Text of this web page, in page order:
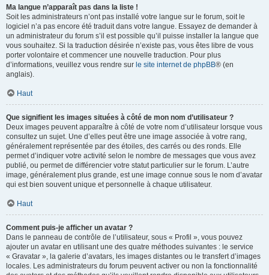
Ma langue n’apparaît pas dans la liste !
Soit les administrateurs n’ont pas installé votre langue sur le forum, soit le
logiciel n’a pas encore été traduit dans votre langue. Essayez de demander à
un administrateur du forum s’il est possible qu’il puisse installer la langue que
vous souhaitez. Si la traduction désirée n’existe pas, vous êtes libre de vous
porter volontaire et commencer une nouvelle traduction. Pour plus
d’informations, veuillez vous rendre sur le site internet de phpBB® (en
anglais).
Haut
Que signifient les images situées à côté de mon nom d’utilisateur ?
Deux images peuvent apparaître à côté de votre nom d’utilisateur lorsque vous
consultez un sujet. Une d’elles peut être une image associée à votre rang,
généralement représentée par des étoiles, des carrés ou des ronds. Elle
permet d’indiquer votre activité selon le nombre de messages que vous avez
publié, ou permet de différencier votre statut particulier sur le forum. L’autre
image, généralement plus grande, est une image connue sous le nom d’avatar
qui est bien souvent unique et personnelle à chaque utilisateur.
Haut
Comment puis-je afficher un avatar ?
Dans le panneau de contrôle de l’utilisateur, sous « Profil », vous pouvez
ajouter un avatar en utilisant une des quatre méthodes suivantes : le service
« Gravatar », la galerie d’avatars, les images distantes ou le transfert d’images
locales. Les administrateurs du forum peuvent activer ou non la fonctionnalité